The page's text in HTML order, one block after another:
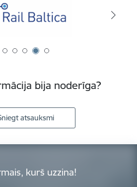
bija noderīga?
atsauksmi
kurš uzzina!